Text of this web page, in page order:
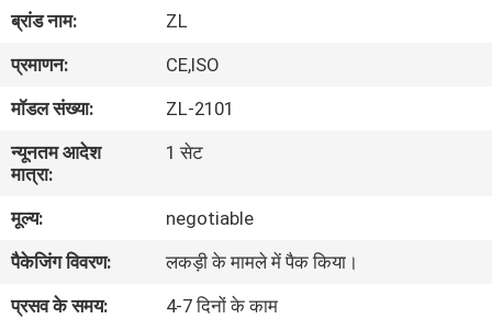
वीडियो
हमारे
बारे
में
कारखाना
भ्रमण
ब्रांड नाम:
ZL
प्रमाणन:
CE,ISO
मॉडल संख्या:
ZL-2101
न्यूनतम आदेश
मात्रा:
1 सेट
मूल्य:
negotiable
पैकेजिंग विवरण:
लकड़ी के मामले में पैक किया।
प्रसव के समय:
4-7 दिनों के काम